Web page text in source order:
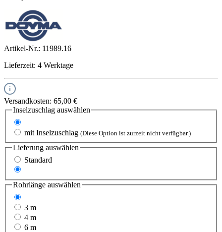
Artikel-Nr.: 11989.16
Lieferzeit: 4 Werktage
Versandkosten: 65,00 €
Inselzuschlag auswählen
mit Inselzuschlag (Diese Option ist zurzeit nicht verfügbar.)
Lieferung auswählen
Standard
Rohrlänge auswählen
3 m
4 m
6 m